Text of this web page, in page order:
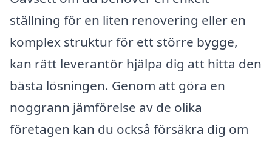
ställning för en liten renovering eller en
komplex struktur för ett större bygge,
kan rätt leverantör hjälpa dig att hitta den
bästa lösningen. Genom att göra en
noggrann jämförelse av de olika
företagen kan du också försäkra dig om